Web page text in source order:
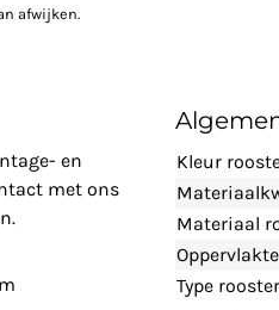
afwijken.
en
met ons
Kleur
Materiaal
Type rooster